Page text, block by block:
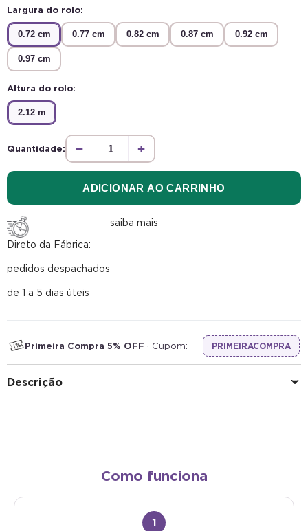
Largura do rolo:
0.72 cm 0.77 cm 0.82 cm 0.87 cm 0.92 cm
0.97 cm
Altura do rolo:
2.12 m
Quantidade: − +
ADICIONAR AO CARRINHO
Direto da Fábrica:
pedidos despachados
de 1 a 5 dias úteis
saiba mais
Primeira Compra 5% OFF · Cupom: PRIMEIRACOMPRA
Descrição
Como funciona
1